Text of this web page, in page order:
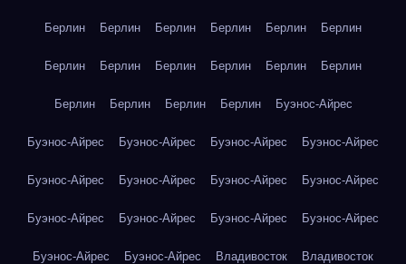
Берлин Берлин Берлин Берлин Берлин Берлин
Берлин Берлин Берлин Берлин Берлин Берлин
Берлин Берлин Берлин Берлин Буэнос-Айрес
Буэнос-Айрес Буэнос-Айрес Буэнос-Айрес Буэнос-Айрес
Буэнос-Айрес Буэнос-Айрес Буэнос-Айрес Буэнос-Айрес
Буэнос-Айрес Буэнос-Айрес Буэнос-Айрес Буэнос-Айрес
Буэнос-Айрес Буэнос-Айрес Владивосток Владивосток